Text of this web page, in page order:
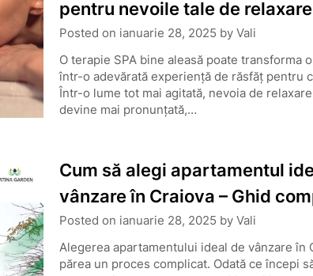
pentru nevoile tale de relaxare
Posted on ianuarie 28, 2025 by Vali
O terapie SPA bine aleasă poate transforma
într-o adevărată experiență de răsfăț pentru
Într-o lume tot mai agitată, nevoia de
devine mai pronunțată,…
Cum să alegi apartamentul
vânzare în Craiova – Ghid
Posted on ianuarie 28, 2025 by Vali
Alegerea apartamentului ideal de vânzare în
părea un proces complicat. Odată ce începi